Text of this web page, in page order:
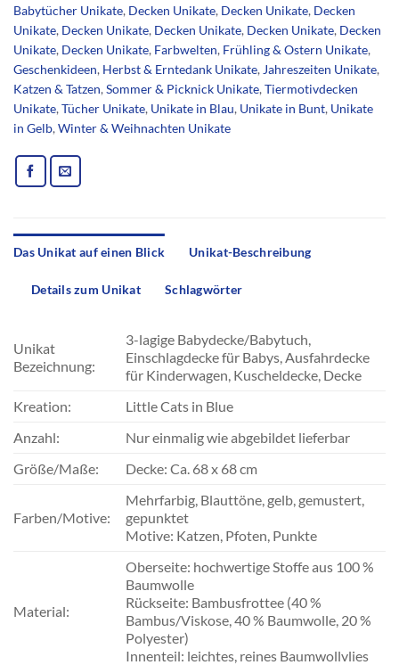
Babytücher Unikate, Decken Unikate, Decken Unikate, Decken
Unikate, Decken Unikate, Decken Unikate, Decken Unikate, Decken
Unikate, Decken Unikate, Farbwelten, Frühling & Ostern Unikate,
Geschenkideen, Herbst & Erntedank Unikate,Jahreszeiten Unikate,
Katzen & Tatzen,Sommer & Picknick Unikate,Tiermotivdecken
Unikate,Tücher Unikate, Unikate in Blau, Unikate in Bunt, Unikate
in Gelb,Winter & Weihnachten Unikate
Das Unikat auf einen Blick Unikat-Beschreibung
Details zum Unikat Schlagwörter
Unikat
Bezeichnung:
3-lagige Babydecke/Babytuch,
Einschlagdecke für Babys, Ausfahrdecke
für Kinderwagen, Kuscheldecke, Decke
Kreation:
Little Cats in Blue
Anzahl:
Nur einmalig wie abgebildet lieferbar
Größe/Maße:
Decke: Ca. 68 x 68 cm
Farben/Motive:
Mehrfarbig, Blauttöne, gelb, gemustert,
gepunktet
Motive: Katzen, Pfoten, Punkte
Material:
Oberseite: hochwertige Stoffe aus 100 %
Baumwolle
Rückseite: Bambusfrottee (40 %
Bambus/Viskose, 40 % Baumwolle, 20 %
Polyester)
Innenteil: leichtes, reines Baumwollvlies